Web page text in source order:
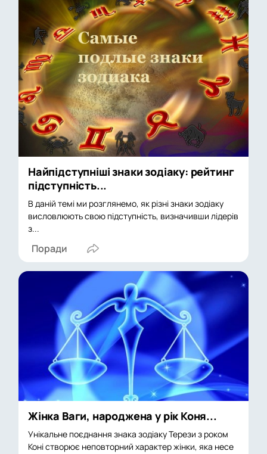
Найпідступніші знаки зодіаку: рейтинг
підступність...
В даній темі ми розглянемо, як різні знаки зодіаку
висловлюють свою підступність, визначивши лідерів
з...
Поради
Жінка Ваги, народжена у рік Коня...
Унікальне поєднання знака зодіаку Терези з роком
Коні створює неповторний характер жінки, яка несе